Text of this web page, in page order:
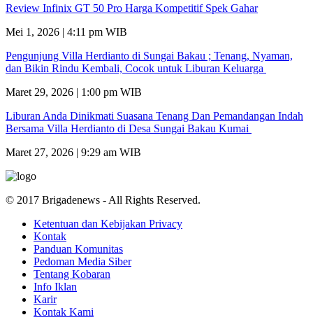
Review Infinix GT 50 Pro Harga Kompetitif Spek Gahar
Mei 1, 2026 | 4:11 pm WIB
Pengunjung Villa Herdianto di Sungai Bakau ; Tenang, Nyaman,
dan Bikin Rindu Kembali, Cocok untuk Liburan Keluarga
Maret 29, 2026 | 1:00 pm WIB
Liburan Anda Dinikmati Suasana Tenang Dan Pemandangan Indah
Bersama Villa Herdianto di Desa Sungai Bakau Kumai
Maret 27, 2026 | 9:29 am WIB
© 2017 Brigadenews - All Rights Reserved.
Ketentuan dan Kebijakan Privacy
Kontak
Panduan Komunitas
Pedoman Media Siber
Tentang Kobaran
Info Iklan
Karir
Kontak Kami